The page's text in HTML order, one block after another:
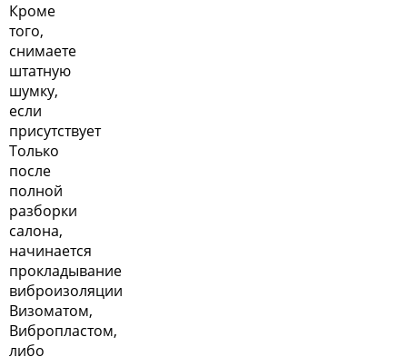
Кроме
того,
снимаете
штатную
шумку,
если
присутствует
Только
после
полной
разборки
салона,
начинается
прокладывание
виброизоляции
Визоматом,
Вибропластом,
либо